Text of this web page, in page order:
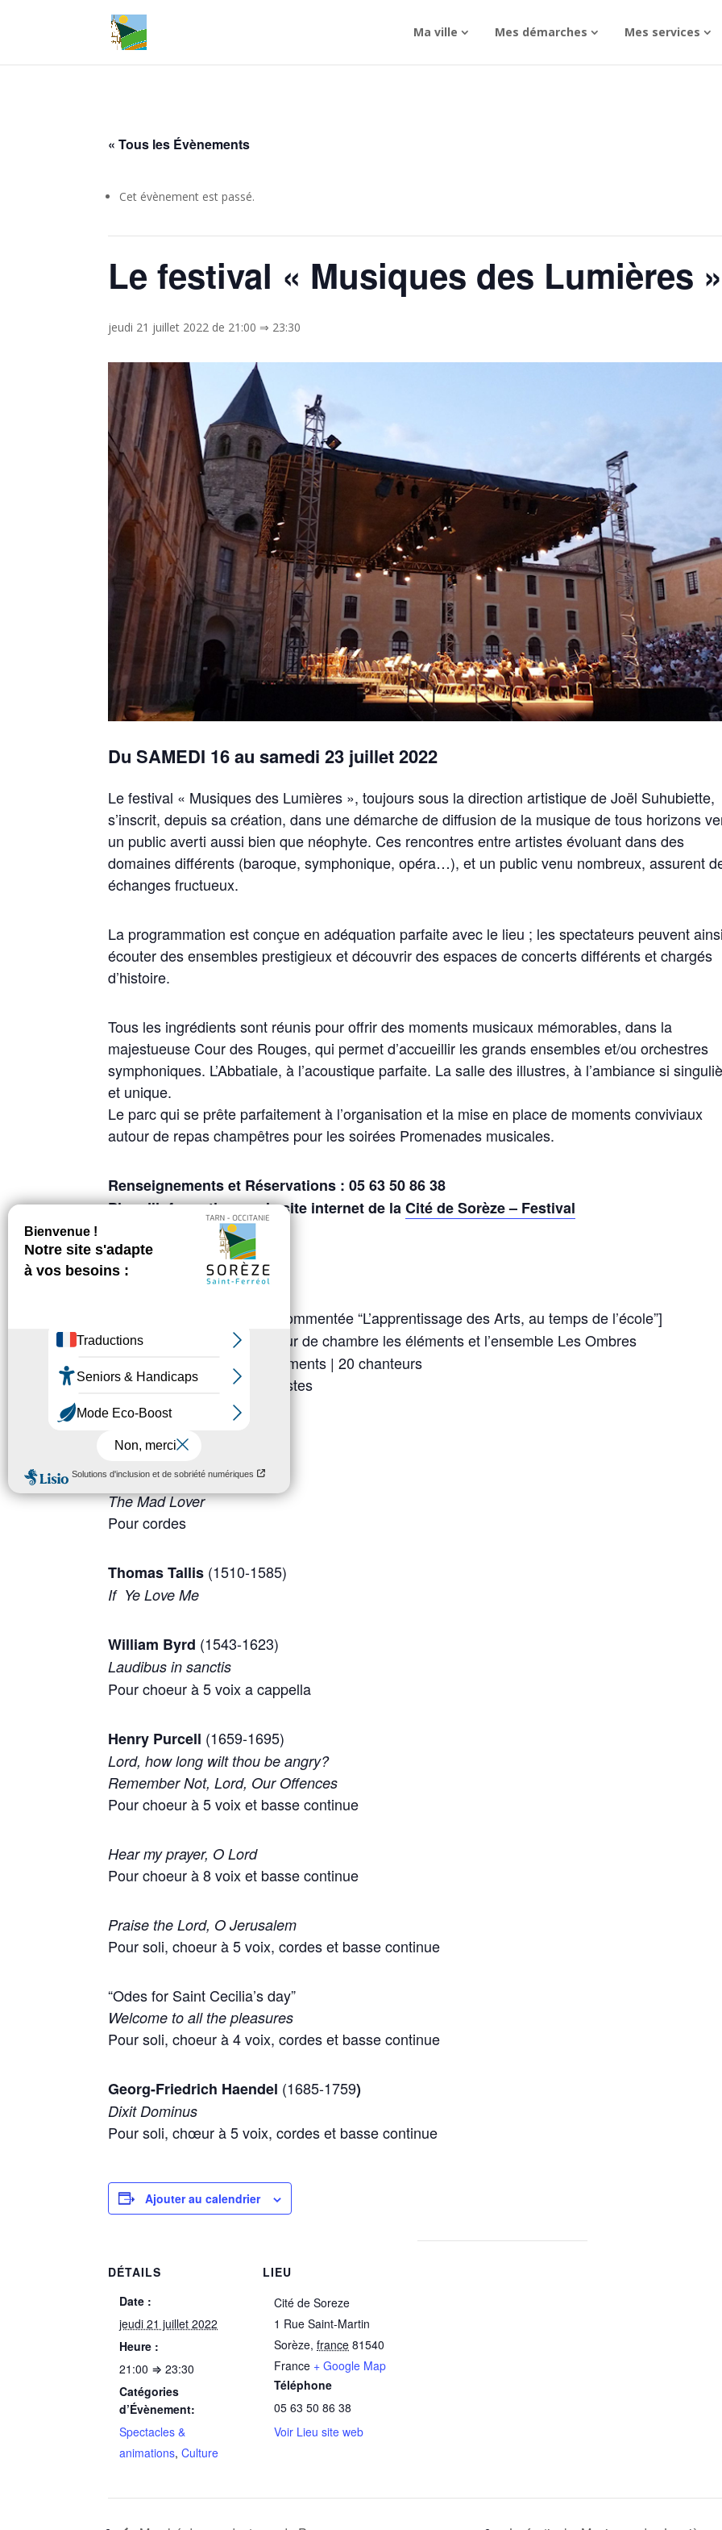
Ma ville Mes démarches Mes services
« Tous les Évènements
Cet évènement est passé.
Le festival « Musiques des Lumières »
jeudi 21 juillet 2022 de 21:00 ⇒ 23:30
Du SAMEDI 16 au samedi 23 juillet 2022
Le festival « Musiques des Lumières », toujours sous la direction artistique de Joël Suhubiette,
s’inscrit, depuis sa création, dans une démarche de diffusion de la musique de tous horizons
un public averti aussi bien que néophyte. Ces rencontres entre artistes évoluant dans des
domaines différents (baroque, symphonique, opéra…), et un public venu nombreux, assurent
échanges fructueux.
La programmation est conçue en adéquation parfaite avec le lieu ; les spectateurs peuvent ainsi
écouter des ensembles prestigieux et découvrir des espaces de concerts différents et chargés
d’histoire.
Tous les ingrédients sont réunis pour offrir des moments musicaux mémorables, dans la
majestueuse Cour des Rouges, qui permet d’accueillir les grands ensembles et/ou orchestres
symphoniques. L’Abbatiale, à l’acoustique parfaite. La salle des illustres, à l’ambiance si
et unique.
Le parc qui se prête parfaitement à l’organisation et la mise en place de moments conviviaux
autour de repas champêtres pour les soirées Promenades musicales.
Renseignements et Réservations : 05 63 50 86 38
Plus d’information sur le site internet de laCité de Sorèze – Festival
Jeudi 21 juillet
: Visite commentée “L’apprentissage des Arts, au temps de l’école”]
21h: Concert avec le Choeur de chambre les éléments et l’ensemble Les Ombres
Choeur de chambre Les éléments | 20 chanteurs
Les Ombres |14 instrumentistes
Direction Joël Suhubiette
Programme :
John Eccles(1668-1735)
The Mad Lover
Pour cordes
Thomas Tallis (1510-1585)
If Ye Love Me
William Byrd (1543-1623)
Laudibus in sanctis
Pour choeur à 5 voix a cappella
Henry Purcell (1659-1695)
Lord, how long wilt thou be angry?
Remember Not, Lord, Our Offences
Pour choeur à 5 voix et basse continue
Hear my prayer, O Lord
Pour choeur à 8 voix et basse continue
Praise the Lord, O Jerusalem
Pour soli, choeur à 5 voix, cordes et basse continue
“Odes for Saint Cecilia’s day”
Welcome to all the pleasures
Pour soli, choeur à 4 voix, cordes et basse continue
Georg-Friedrich Haendel (1685-1759)
Dixit Dominus
Pour soli, chœur à 5 voix, cordes et basse continue
Ajouter au calendrier
DÉTAILS
Date :
jeudi 21 juillet 2022
Heure :
21:00 ⇒ 23:30
Catégories
d’Évènement:
Spectacles &
animations,Culture
LIEU
Cité de Soreze
1 Rue Saint-Martin
Sorèze, france 81540
France + Google Map
Téléphone
05 63 50 86 38
Voir Lieu site web